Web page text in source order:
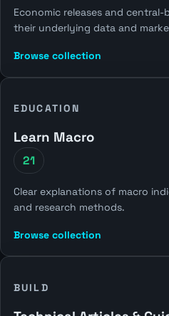
Economic releases and
their underlying data and
Browse collection
EDUCATION
Learn Macro
21
Clear explanations of macro
and research methods.
Browse collection
BUILD